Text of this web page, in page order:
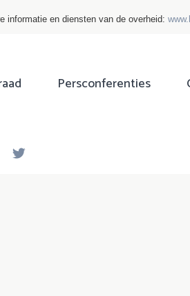
informatie en diensten van de overheid:
Persconferenties
Facebook